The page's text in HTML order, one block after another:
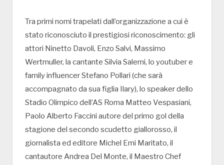
Tra primi nomi trapelati dall’organizzazione a cui è
stato riconosciuto il prestigiosi riconoscimento: gli
attori Ninetto Davoli, Enzo Salvi, Massimo
Wertmuller, la cantante Silvia Salemi, lo youtuber e
family influencer Stefano Pollari (che sarà
accompagnato da sua figlia Ilary), lo speaker dello
Stadio Olimpico dell’AS Roma Matteo Vespasiani,
Paolo Alberto Faccini autore del primo gol della
stagione del secondo scudetto giallorosso, il
giornalista ed editore Michel Emi Maritato, il
cantautore Andrea Del Monte, il Maestro Chef